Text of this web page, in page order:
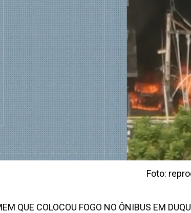
Foto:
QUE COLOCOU FOGO NO ÔNIBUS EM